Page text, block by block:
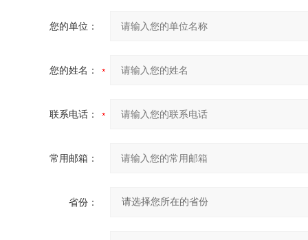
您的单位：
您的姓名：
联系电话：
常用邮箱：
省份：